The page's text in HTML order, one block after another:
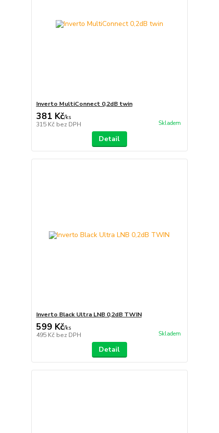
Inverto MultiConnect 0,2dB twin
381 Kč/ks
315 Kč bez DPH Skladem
Detail
Inverto Black Ultra LNB 0,2dB TWIN
599 Kč/ks
495 Kč bez DPH Skladem
Detail